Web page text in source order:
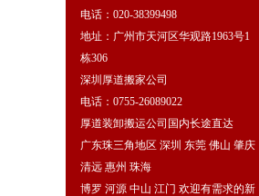
电话：020-38399498
地址：广州市天河区华观路1963号1
栋306
深圳厚道搬家公司
电话：0755-26089022
厚道装卸搬运公司国内长途直达
广东珠三角地区 深圳 东莞 佛山 肇庆
清远 惠州 珠海
博罗 河源 中山 江门 欢迎有需求的新